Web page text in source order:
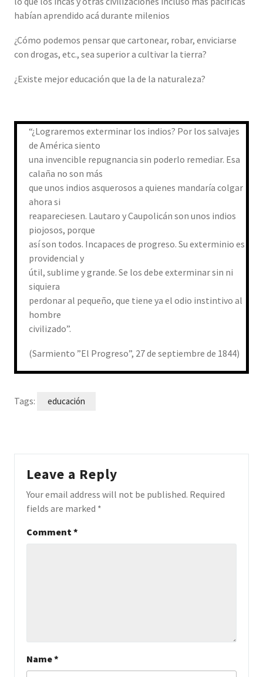
habían aprendido acá durante milenios
¿Cómo podemos pensar que cartonear, robar, enviciarse
con drogas, etc., sea superior a cultivar la tierra?
¿Existe mejor educación que la de la naturaleza?
“¿Lograremos exterminar los indios? Por los salvajes
de América siento
una invencible repugnancia sin poderlo remediar. Esa
calaña no son más
que unos indios asquerosos a quienes mandarí­a colgar
ahora si
reapareciesen. Lautaro y Caupolicán son unos indios
piojosos, porque
así­ son todos. Incapaces de progreso. Su exterminio es
providencial y
útil, sublime y grande. Se los debe exterminar sin ni
siquiera
perdonar al pequeño, que tiene ya el odio instintivo al
hombre
civilizado”.
(Sarmiento ”El Progreso”, 27 de septiembre de 1844)
Tags: educación
Leave a Reply
Your email address will not be published. Required
fields are marked *
Comment*
Name*